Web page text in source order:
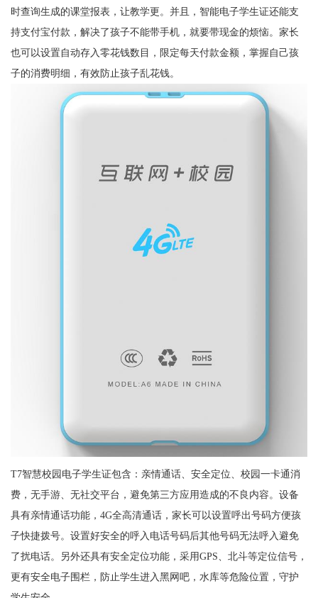
时查询生成的课堂报表，让教学更。并且，智能电子学生证还能支
持支付宝付款，解决了孩子不能带手机，就要带现金的烦恼。家长
也可以设置自动存入零花钱数目，限定每天付款金额，掌握自己孩
子的消费明细，有效防止孩子乱花钱。
T7智慧校园电子学生证包含：亲情通话、安全定位、校园一卡通消
费，无手游、无社交平台，避免第三方应用造成的不良内容。设备
具有亲情通话功能，4G全高清通话，家长可以设置呼出号码方便孩
子快捷拨号。设置好安全的呼入电话号码后其他号码无法呼入避免
了扰电话。另外还具有安全定位功能，采用GPS、北斗等定位信号，
更有安全电子围栏，防止学生进入黑网吧，水库等危险位置，守护